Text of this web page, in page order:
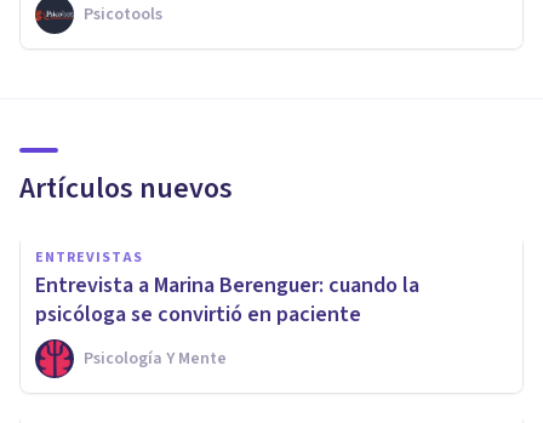
Psicotools
Artículos nuevos
ENTREVISTAS
Entrevista a Marina Berenguer: cuando la
psicóloga se convirtió en paciente
Psicología Y Mente